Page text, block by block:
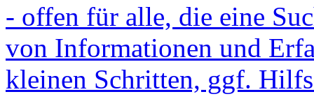
- offen für alle, die eine
von Informationen und
kleinen Schritten, ggf.